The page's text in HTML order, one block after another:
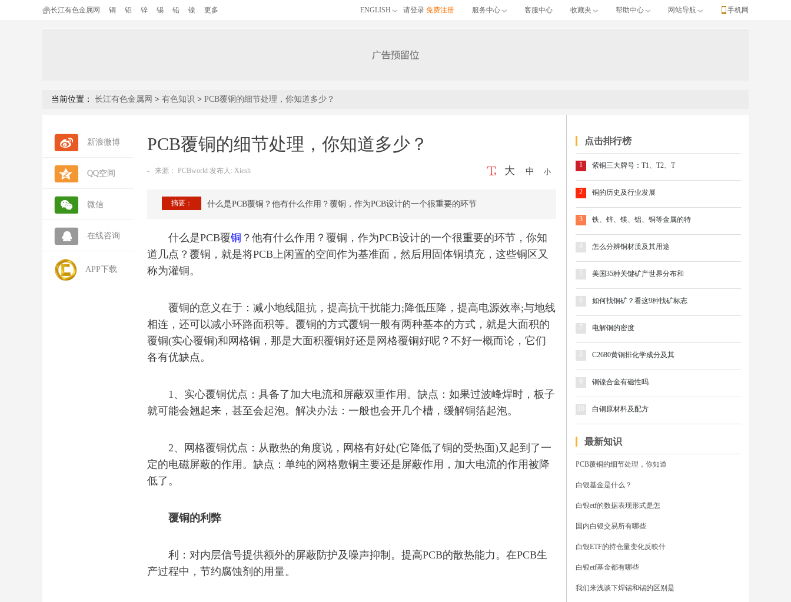
长江有色金属网 铜 铝 锌 锡 铅 镍 更多 ENGLISH 请登录 免费注册 服务中心 客服中心 收藏夹 帮助中心 网站导航 手机网
当前位置： 长江有色金属网 > 有色知识 > PCB覆铜的细节处理，你知道多少？
新浪微博
QQ空间
微信
在线咨询
APP下载
PCB覆铜的细节处理，你知道多少？
- 来源： PCBworld 发布人: Xiesh 大 中 小
摘要： 什么是PCB覆铜？他有什么作用？覆铜，作为PCB设计的一个很重要的环节
什么是PCB覆铜 ？他有什么作用？覆铜，作为PCB设计的一个很重要的环节，你知
道几点？覆铜，就是将PCB上闲置的空间作为基准面，然后用固体铜填充，这些铜区又
称为灌铜。
覆铜的意义在于：减小地线阻抗，提高抗干扰能力;降低压降，提高电源效率;与地线
相连，还可以减小环路面积等。覆铜的方式覆铜一般有两种基本的方式，就是大面积的
覆铜(实心覆铜)和网格铜，那是大面积覆铜好还是网格覆铜好呢？不好一概而论，它们
各有优缺点。
1、实心覆铜优点：具备了加大电流和屏蔽双重作用。缺点：如果过波峰焊时，板子
就可能会翘起来，甚至会起泡。解决办法：一般也会开几个槽，缓解铜箔起泡。
2、网格覆铜优点：从散热的角度说，网格有好处(它降低了铜的受热面)又起到了一
定的电磁屏蔽的作用。缺点：单纯的网格敷铜主要还是屏蔽作用，加大电流的作用被降
低了。
覆铜的利弊
利：对内层信号提供额外的屏蔽防护及噪声抑制。提高PCB的散热能力。在PCB生
产过程中，节约腐蚀剂的用量。
点击排行榜
1 紫铜三大牌号：T1、T2、T
2 铜的历史及行业发展
3 铁、锌、镁、铝、铜等金属的特
4 怎么分辨铜材质及其用途
5 美国35种关键矿产世界分布和
如何找铜矿？看这9种找矿标志
7 电解铜的密度
C2680黄铜排化学成分及其
铜镍合金有磁性吗
白铜原材料及配方
最新知识
PCB覆铜的细节处理，你知道
白银基金是什么？
白银etf的数据表现形式是怎
国内白银交易所有哪些
白银ETF的持仓量变化反映什
白银etf基金都有哪些
我们来浅谈下焊锡和锡的区别是